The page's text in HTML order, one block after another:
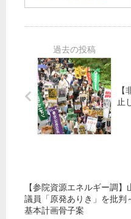
に
重
夫
・
市
長
予
が
訴
子
参
員
が
労
働
者
後
宣
伝
止
【参院資源エネルギー調】
議員「原発ありき」を批判
基本計画骨子案